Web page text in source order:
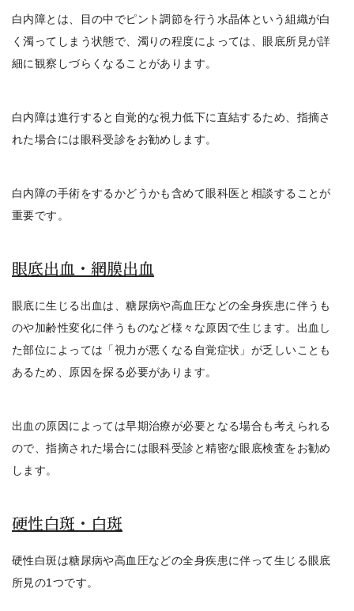
白内障とは、目の中でピント調節を行う水晶体という組織が白
く濁ってしまう状態で、濁りの程度によっては、眼底所見が詳
細に観察しづらくなることがあります。
白内障は進行すると自覚的な視力低下に直結するため、 指摘さ
れた場合には眼科受診をお勧めします。
白内障の手術をするかどうかも含めて眼科医と相談することが
重要です。
眼底出血・網膜出血
眼底に生じる出血は、糖尿病や高血圧などの全身疾患に伴うも
のや加齢性変化に伴うものなど様々な原因で生じます。出血し
た部位によっては「視力が悪くなる自覚症状」が乏しいことも
あるため、原因を探る必要があります。
出血の原因によっては早期治療が必要となる場合も考えられる
ので、指摘された場合には眼科受診と精密な眼底検査をお勧め
します。
硬性白斑・白斑
硬性白斑は糖尿病や高血圧などの全身疾患に伴って生じる眼底
所見の1つです。